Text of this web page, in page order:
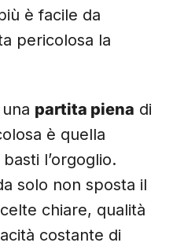
è facile da
pericolosa la
partita piena di
è quella
l’orgoglio.
solo non sposta il
chiare, qualità
costante di